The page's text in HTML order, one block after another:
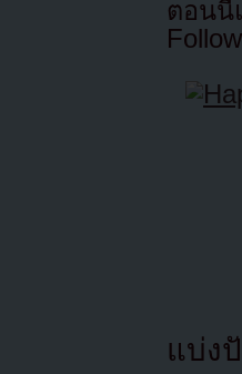
ตอนนี้
แบ่ง